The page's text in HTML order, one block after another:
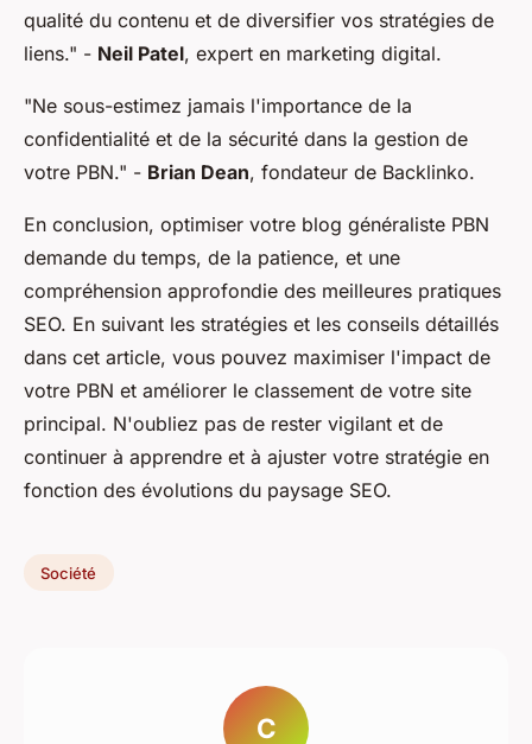
qualité du contenu et de diversifier vos stratégies de
liens." - Neil Patel, expert en marketing digital.
"Ne sous-estimez jamais l'importance de la
confidentialité et de la sécurité dans la gestion de
votre PBN." - Brian Dean, fondateur de Backlinko.
En conclusion, optimiser votre blog généraliste PBN
demande du temps, de la patience, et une
compréhension approfondie des meilleures pratiques
SEO. En suivant les stratégies et les conseils détaillés
dans cet article, vous pouvez maximiser l'impact de
votre PBN et améliorer le classement de votre site
principal. N'oubliez pas de rester vigilant et de
continuer à apprendre et à ajuster votre stratégie en
fonction des évolutions du paysage SEO.
Société
C